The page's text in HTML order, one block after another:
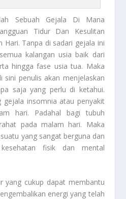
Sebuah Gejala Di Mana
Tidur Dan Kesulitan
Hari. Tanpa di sadari gejala ini
kalangan usia baik dari
hingga fase usia tua. Maka
sini penulis akan menjelaskan
saja yang perlu di ketahui.
gejala insomnia atau penyakit
hari. Padahal bagi tubuh
pada malam hari. Maka
yang sangat berguna dan
fisik dan mental
yang cukup dapat membantu
energi yang telah